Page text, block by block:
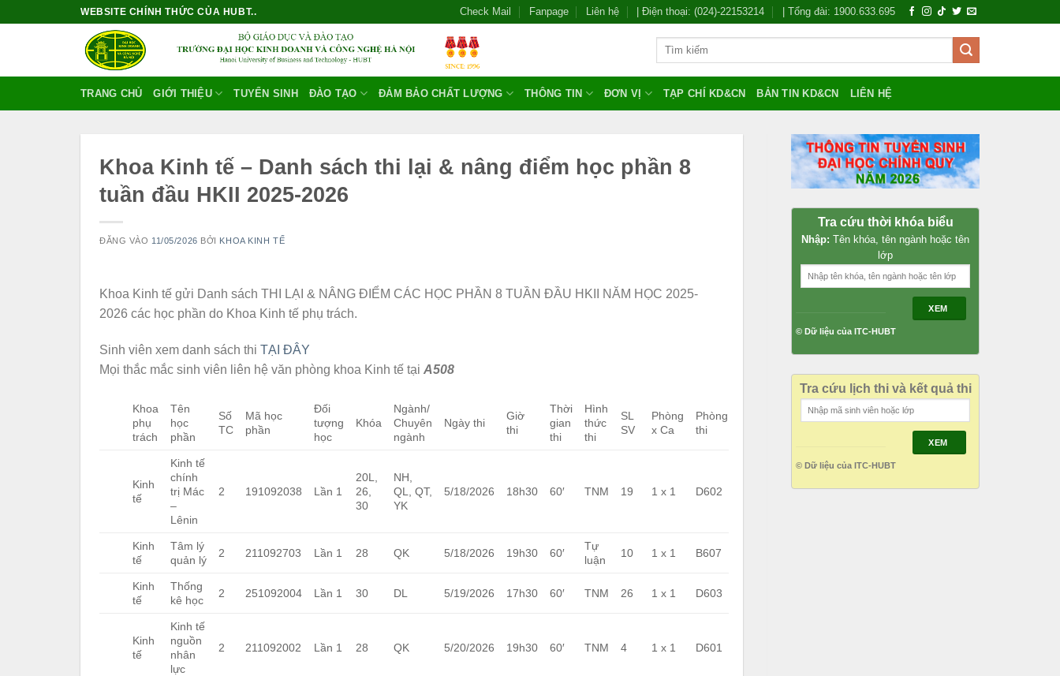
WEBSITE CHÍNH THỨC CỦA HUBT.. Check Mail Fanpage Liên hệ | Điện thoại: (024)-22153214 | Tổng đài: 1900.633.695
TRANG CHỦ GIỚI THIỆU TUYỂN SINH ĐÀO TẠO ĐẢM BẢO CHẤT LƯỢNG THÔNG TIN ĐƠN VỊ TẠP CHÍ KD&CN BẢN TIN KD&CN LIÊN HỆ
Khoa Kinh tế – Danh sách thi lại & nâng điểm học phần 8
tuần đầu HKII 2025-2026
ĐĂNG VÀO 11/05/2026 BỞI KHOA KINH TẾ
Khoa Kinh tế gửi Danh sách THI LẠI & NÂNG ĐIỂM CÁC HỌC PHẦN 8 TUẦN ĐẦU HKII NĂM HỌC 2025-
2026 các học phần do Khoa Kinh tế phụ trách.
Sinh viên xem danh sách thi TẠI ĐÂY
Mọi thắc mắc sinh viên liên hệ văn phòng khoa Kinh tế tại A508
Khoa
phụ
trách
Tên
học
phần
Số
TC
Mã học
phần
Đối
tượng
học
Khóa
Ngành/
Chuyên
ngành
Ngày thi
Giờ
thi
Thời
gian
thi
Hình
thức
thi
SL
SV
Phòng
x Ca
Phòng
thi
Kinh
tế
Kinh tế
chính
trị Mác
–
Lênin
2 191092038 Lần 1
20L,
26,
30
NH,
QL, QT,
YK
5/18/2026 18h30 60′ TNM 19 1 x 1 D602
Kinh
tế
Tâm lý
quản lý
2 211092703 Lần 1 28 QK 5/18/2026 19h30 60′
Tự
luận
10 1 x 1 B607
Kinh
tế
Thống
kê học
2 251092004 Lần 1 30 DL 5/19/2026 17h30 60′ TNM 26 1 x 1 D603
Kinh
tế
Kinh tế
nguồn
nhân
lực
2 211092002 Lần 1 28 QK 5/20/2026 19h30 60′ TNM 4 1 x 1 D601
Tra cứu thời khóa biểu
Nhập: Tên khóa, tên ngành hoặc tên
lớp
XEM
© Dữ liệu của ITC-HUBT
Tra cứu lịch thi và kết quả thi
XEM
© Dữ liệu của ITC-HUBT